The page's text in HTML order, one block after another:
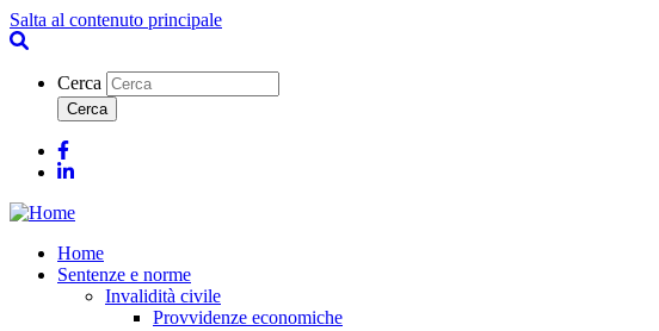
Salta al contenuto principale
Cerca
Facebook
Linkedin
Home
Sentenze e norme
Invalidità civile
Provvidenze economiche